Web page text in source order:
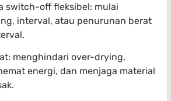
switch-off fleksibel: mulai
interval, atau penurunan berat
menghindari over-drying,
energi, dan menjaga material